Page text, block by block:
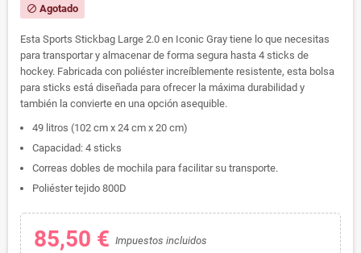
block Agotado
Esta Sports Stickbag Large 2.0 en Iconic Gray tiene lo que necesitas
para transportar y almacenar de forma segura hasta 4 sticks de
hockey. Fabricada con poliéster increíblemente resistente, esta bolsa
para sticks está diseñada para ofrecer la máxima durabilidad y
también la convierte en una opción asequible.
49 litros (102 cm x 24 cm x 20 cm)
Capacidad: 4 sticks
Correas dobles de mochila para facilitar su transporte.
Poliéster tejido 800D
85,50 € Impuestos incluidos